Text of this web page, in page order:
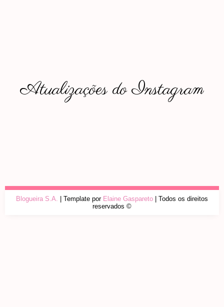
Atualizações do Instagram
Blogueira S.A. | Template por Elaine Gaspareto | Todos os direitos
reservados ©